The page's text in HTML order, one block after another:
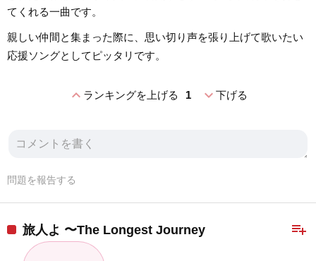
てくれる一曲です。
親しい仲間と集まった際に、思い切り声を張り上げて歌いたい
応援ソングとしてピッタリです。
expand_lessランキングを上げる 1 expand_more下げる
問題を報告する
playlist_add
旅人よ 〜The Longest Journey